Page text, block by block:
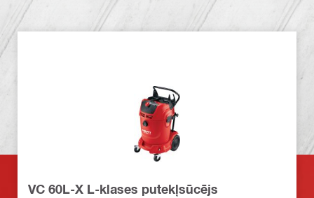
VC 60L-X L-klases putekļsūcējs